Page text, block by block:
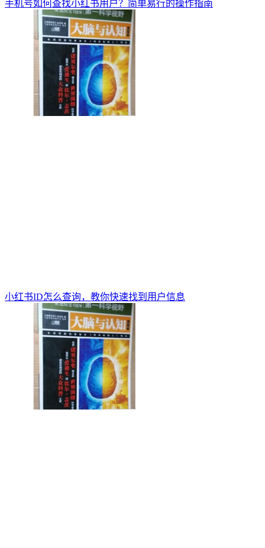
手机号如何查找小红书用户？简单易行的操作指南
小红书ID怎么查询，教你快速找到用户信息